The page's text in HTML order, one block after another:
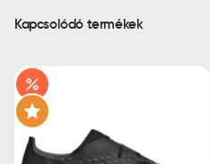
Kapcsolódó termékek